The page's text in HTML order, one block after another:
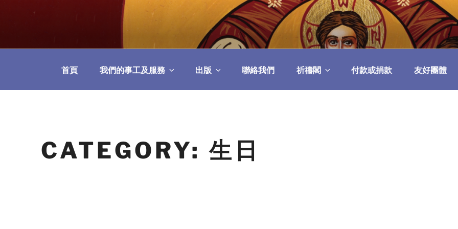
教區婚姻與家庭牧民委員會
首頁 我們的事工及服務 出版 聯絡我們 祈禱閣 付款或捐款 友好團體
CATEGORY:生日